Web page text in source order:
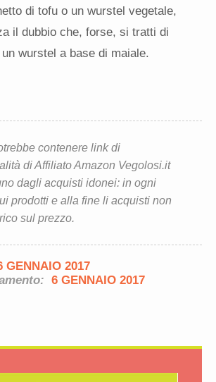
di tofu o un wurstel vegetale,
il dubbio che, forse, si tratti di
wurstel a base di maiale.
contenere link di
di Affiliato Amazon Vegolosi.it
dagli acquisti idonei: in ogni
prodotti e alla fine li acquisti non
sul prezzo.
GENNAIO 2017
6 GENNAIO 2017